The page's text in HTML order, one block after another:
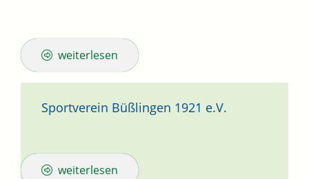
weiterlesen
Sportverein Büßlingen 1921 e.V.
weiterlesen